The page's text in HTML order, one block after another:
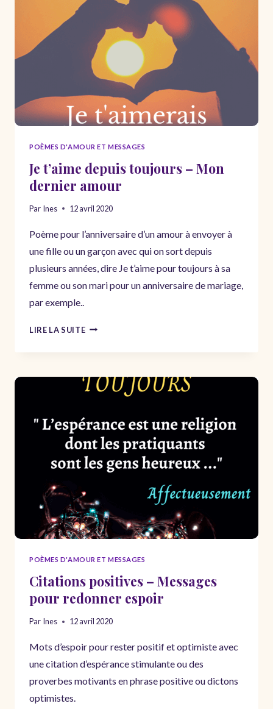
PROFESSIONNEL
POÈMES D'AMOUR ET MESSAGES
Je t’aime depuis toujours – Mon
dernier amour
Par Ines 12 avril 2020
Poème pour l’anniversaire d’un amour à envoyer à
une fille ou un garçon avec qui on sort depuis
plusieurs années, dire Je t’aime pour toujours à sa
femme ou son mari pour un anniversaire de mariage,
par exemple..
LIRE LA SUITEJE
–
AMOUR
POÈMES D'AMOUR ET MESSAGES
Citations positives – Messages
pour redonner espoir
Par Ines 12 avril 2020
Mots d’espoir pour rester positif et optimiste avec
une citation d’espérance stimulante ou des
proverbes motivants en phrase positive ou dictons
optimistes.